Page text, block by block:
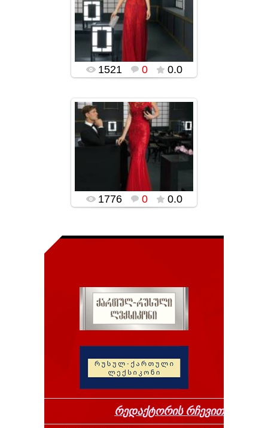
უმშვენიერესი
საღამოს კაბები
2015-2016
(ფოტოები)
popularsge
1521
0 0.0
22.12.2015
ROSA CLARA-ს
უმშვენიერესი
საღამოს კაბები
2015-2016
popularsge
1776 0 0.0
რედაქტორის რჩევით